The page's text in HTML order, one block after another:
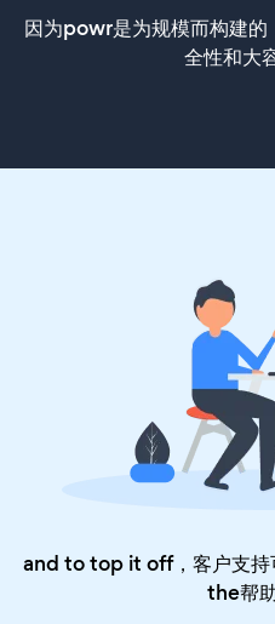
因为powr是为规模而构建的
全性和大
and to top it off，客户支
the帮